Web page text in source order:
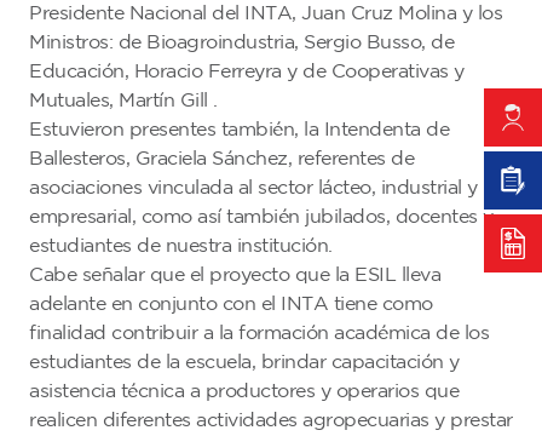
Presidente Nacional del INTA, Juan Cruz Molina y los
Ministros: de Bioagroindustria, Sergio Busso, de
Educación, Horacio Ferreyra y de Cooperativas y
Mutuales, Martín Gill .
Estuvieron presentes también, la Intendenta de
Ballesteros, Graciela Sánchez, referentes de
asociaciones vinculada al sector lácteo, industrial y
empresarial, como así también jubilados, docentes y
estudiantes de nuestra institución.
Cabe señalar que el proyecto que la ESIL lleva
adelante en conjunto con el INTA tiene como
finalidad contribuir a la formación académica de los
estudiantes de la escuela, brindar capacitación y
asistencia técnica a productores y operarios que
realicen diferentes actividades agropecuarias y prestar